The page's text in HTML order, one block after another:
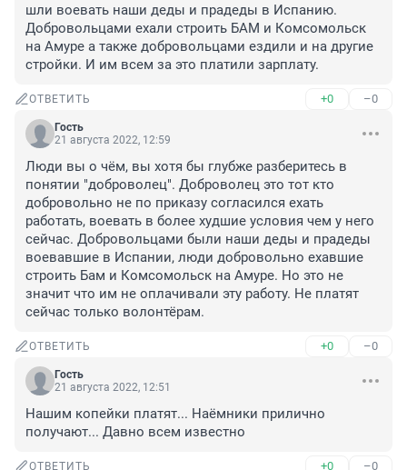
шли воевать наши деды и прадеды в Испанию.
Добровольцами ехали строить БАМ и Комсомольск
на Амуре а также добровольцами ездили и на другие
стройки. И им всем за это платили зарплату.
ОТВЕТИТЬ +0 –0
Гость
21 августа 2022, 12:59
Люди вы о чём, вы хотя бы глубже разберитесь в
понятии "доброволец". Доброволец это тот кто
добровольно не по приказу согласился ехать
работать, воевать в более худшие условия чем у него
сейчас. Добровольцами были наши деды и прадеды
воевавшие в Испании, люди добровольно ехавшие
строить Бам и Комсомольск на Амуре. Но это не
значит что им не оплачивали эту работу. Не платят
сейчас только волонтёрам.
ОТВЕТИТЬ +0 –0
Гость
21 августа 2022, 12:51
Нашим копейки платят... Наёмники прилично
получают... Давно всем известно
ОТВЕТИТЬ +0 –0